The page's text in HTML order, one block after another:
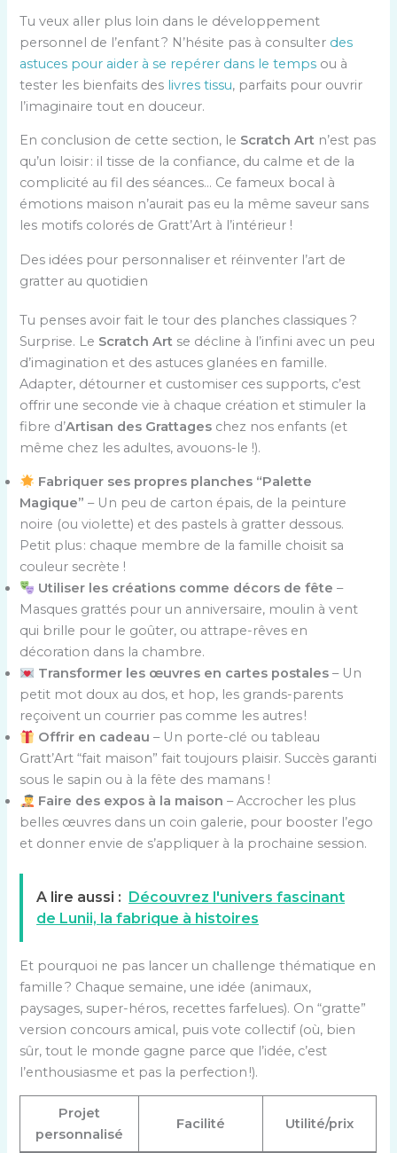
Tu veux aller plus loin dans le développement
personnel de l’enfant ? N’hésite pas à consulter des
astuces pour aider à se repérer dans le temps ou à
tester les bienfaits des livres tissu, parfaits pour ouvrir
l’imaginaire tout en douceur.
En conclusion de cette section, le Scratch Art n’est pas
qu’un loisir : il tisse de la confiance, du calme et de la
complicité au fil des séances… Ce fameux bocal à
émotions maison n’aurait pas eu la même saveur sans
les motifs colorés de Gratt’Art à l’intérieur !
Des idées pour personnaliser et réinventer l’art de
gratter au quotidien
Tu penses avoir fait le tour des planches classiques ?
Surprise. Le Scratch Art se décline à l’infini avec un peu
d’imagination et des astuces glanées en famille.
Adapter, détourner et customiser ces supports, c’est
offrir une seconde vie à chaque création et stimuler la
fibre d’Artisan des Grattages chez nos enfants (et
même chez les adultes, avouons-le !).
Fabriquer ses propres planches “Palette
Magique” – Un peu de carton épais, de la peinture
noire (ou violette) et des pastels à gratter dessous.
Petit plus : chaque membre de la famille choisit sa
couleur secrète !
Utiliser les créations comme décors de fête –
Masques grattés pour un anniversaire, moulin à vent
qui brille pour le goûter, ou attrape-rêves en
décoration dans la chambre.
Transformer les œuvres en cartes postales – Un
petit mot doux au dos, et hop, les grands-parents
reçoivent un courrier pas comme les autres !
Offrir en cadeau – Un porte-clé ou tableau
Gratt’Art “fait maison” fait toujours plaisir. Succès garanti
sous le sapin ou à la fête des mamans !
Faire des expos à la maison – Accrocher les plus
belles œuvres dans un coin galerie, pour booster l’ego
et donner envie de s’appliquer à la prochaine session.
A lire aussi : Découvrez l'univers fascinant
de Lunii, la fabrique à histoires
Et pourquoi ne pas lancer un challenge thématique en
famille ? Chaque semaine, une idée (animaux,
paysages, super-héros, recettes farfelues). On “gratte”
version concours amical, puis vote collectif (où, bien
sûr, tout le monde gagne parce que l’idée, c’est
l’enthousiasme et pas la perfection !).
Projet
personnalisé
Facilité Utilité/prix